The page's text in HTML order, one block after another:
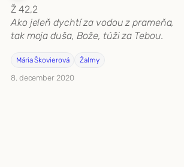
Ž 42,2
Ako jeleň dychtí za vodou z prameňa,
tak moja duša, Bože, túži za Tebou.
Mária Škovierová Žalmy
8. december 2020